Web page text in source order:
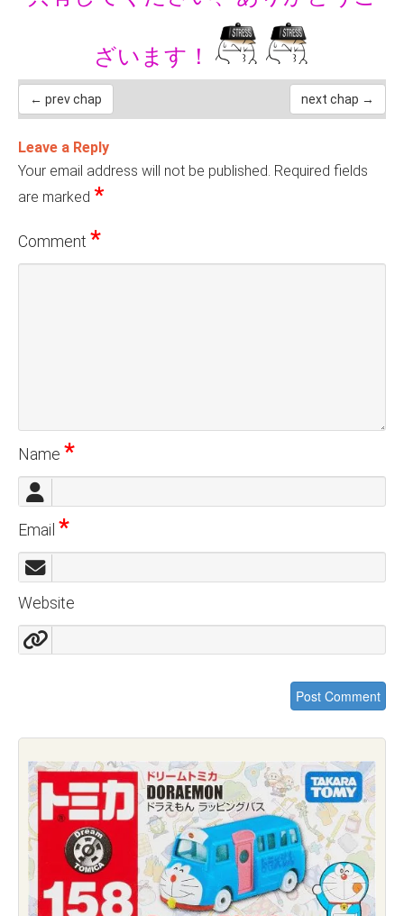
ざいます！
← prev chap next chap →
Leave a Reply
Your email address will not be published. Required fields
are marked *
Comment *
Name *
Email *
Website